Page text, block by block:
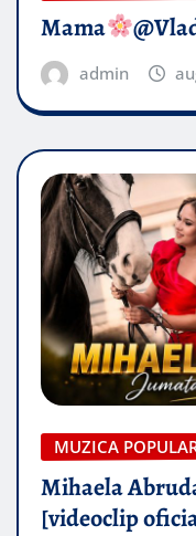
Mama
admin
MUZICA
Mihaela
[videoclip